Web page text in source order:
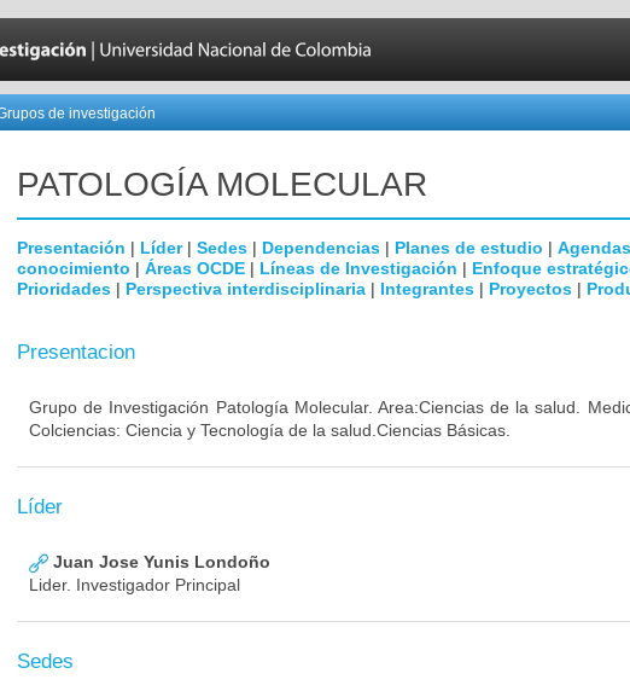
de investigación
PATOLOGÍA MOLECULAR
Presentación | Líder| Sedes | Dependencias | Planes de estudio |
conocimiento | Áreas OCDE | Líneas de Investigación | Enfoque
Prioridades | Perspectiva interdisciplinaria | Integrantes | Proyectos |
Presentacion
Grupo de Investigación Patología Molecular. Area:Ciencias de la salud.
Colciencias: Ciencia y Tecnología de la salud.Ciencias Básicas.
Líder
Juan Jose Yunis Londoño
Lider. Investigador Principal
Sedes